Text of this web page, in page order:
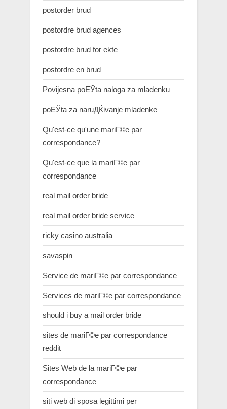
postorder brud
postordre brud agences
postordre brud for ekte
postordre en brud
Povijesna poЕЎta naloga za mladenku
poЕЎta za naruДЌivanje mladenke
Qu'est-ce qu'une mariГ©e par
correspondance?
Qu'est-ce que la mariГ©e par
correspondance
real mail order bride
real mail order bride service
ricky casino australia
savaspin
Service de mariГ©e par correspondance
Services de mariГ©e par correspondance
should i buy a mail order bride
sites de mariГ©e par correspondance
reddit
Sites Web de la mariГ©e par
correspondance
siti web di sposa legittimi per